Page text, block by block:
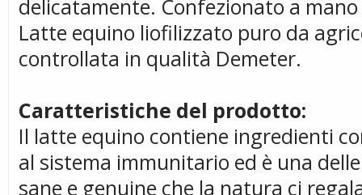
delicatamente. Confezionato a
Latte equino liofilizzato puro da
controllata in qualità Demeter.
Caratteristiche del prodotto:
Il latte equino contiene ingredienti
al sistema immunitario ed è una
sane e genuine che la natura ci